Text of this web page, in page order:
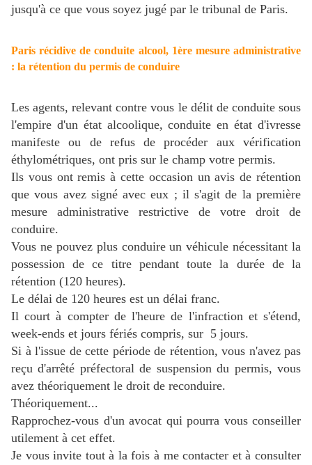
jusqu'à ce que vous soyez jugé par le tribunal de Paris.
Paris récidive de conduite alcool, 1ère mesure administrative
: la rétention du permis de conduire
Les agents, relevant contre vous le délit de conduite sous
l'empire d'un état alcoolique, conduite en état d'ivresse
manifeste ou de refus de procéder aux vérification
éthylométriques, ont pris sur le champ votre permis.
Ils vous ont remis à cette occasion un avis de rétention
que vous avez signé avec eux ; il s'agit de la première
mesure administrative restrictive de votre droit de
conduire.
Vous ne pouvez plus conduire un véhicule nécessitant la
possession de ce titre pendant toute la durée de la
rétention (120 heures).
Le délai de 120 heures est un délai franc.
Il court à compter de l'heure de l'infraction et s'étend,
week-ends et jours fériés compris, sur 5 jours.
Si à l'issue de cette période de rétention, vous n'avez pas
reçu d'arrêté préfectoral de suspension du permis, vous
avez théoriquement le droit de reconduire.
Théoriquement...
Rapprochez-vous d'un avocat qui pourra vous conseiller
utilement à cet effet.
Je vous invite tout à la fois à me contacter et à consulter